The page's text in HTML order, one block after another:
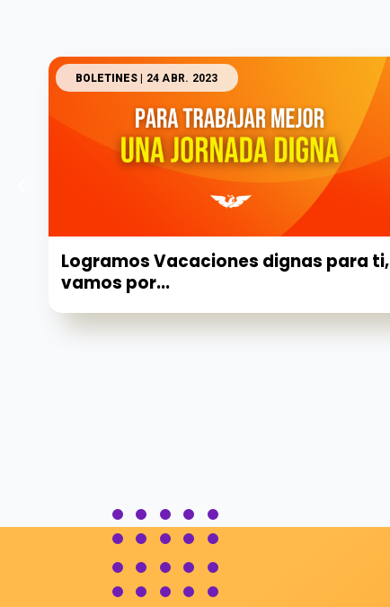
BOLETINES | 24 ABR. 2023
Logramos Vacaciones dignas para ti,
vamos por...